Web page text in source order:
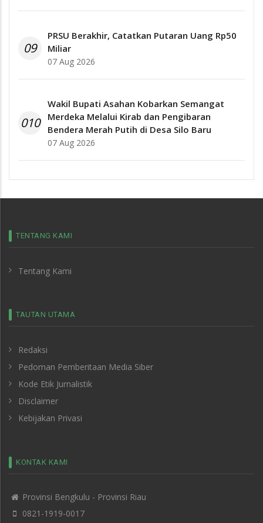
09
PRSU Berakhir, Catatkan Putaran Uang Rp50
Miliar
07 Aug 2026
010
Wakil Bupati Asahan Kobarkan Semangat
Merdeka Melalui Kirab dan Pengibaran
Bendera Merah Putih di Desa Silo Baru
07 Aug 2026
TENTANG KAMI
Tentang Kami
TAUTAN UTAMA
Redaksi
Pedoman Pemberitaan Media Siber
Kode Etik Jurnalistik
Disclaimer
Kebijakan Privasi
KONTAK KAMI
Provinsi Bengkulu - Provinsi Riau
0821-1919-0017